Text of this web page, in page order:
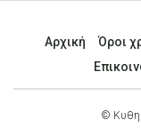
Αρχική Όροι
©